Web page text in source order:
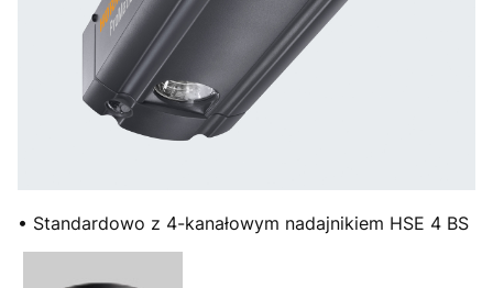
• Standardowo z 4-kanałowym nadajnikiem HSE 4 BS